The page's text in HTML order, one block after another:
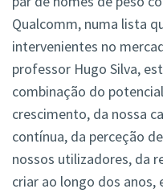
Qualcomm, numa lista
intervenientes no
professor Hugo Silva,
combinação do
crescimento, da nossa
contínua, da perceção
nossos utilizadores, da
criar ao longo dos anos,